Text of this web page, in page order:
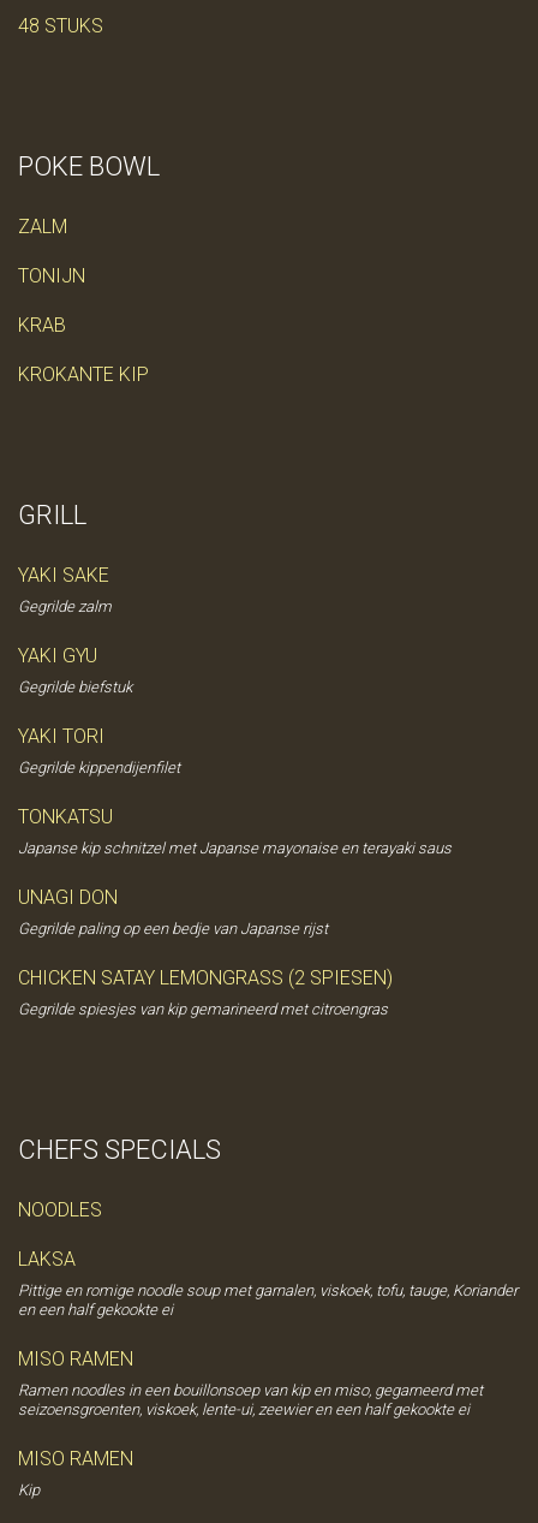
48 STUKS
POKE BOWL
ZALM
TONIJN
KRAB
KROKANTE KIP
GRILL
YAKI SAKE
Gegrilde zalm
YAKI GYU
Gegrilde biefstuk
YAKI TORI
Gegrilde kippendijenfilet
TONKATSU
Japanse kip schnitzel met Japanse mayonaise en terayaki saus
UNAGI DON
Gegrilde paling op een bedje van Japanse rijst
CHICKEN SATAY LEMONGRASS (2 SPIESEN)
Gegrilde spiesjes van kip gemarineerd met citroengras
CHEFS SPECIALS
NOODLES
LAKSA
Pittige en romige noodle soup met garnalen, viskoek, tofu, tauge, Koriander
en een half gekookte ei
MISO RAMEN
Ramen noodles in een bouillonsoep van kip en miso, gegarneerd met
seizoensgroenten, viskoek, lente-ui, zeewier en een half gekookte ei
MISO RAMEN
Kip